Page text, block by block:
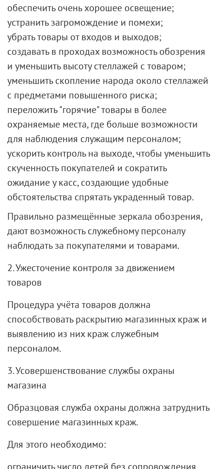
обеспечить очень хорошее освещение;
устранить загромождение и помехи;
убрать товары от входов и выходов;
создавать в проходах возможность обозрения
и уменьшить высоту стеллажей с товаром;
уменьшить скопление народа около стеллажей
с предметами повышенного риска;
переложить "горячие" товары в более
охраняемые места, где больше возможности
для наблюдения служащим персоналом;
ускорить контроль на выходе, чтобы уменьшить
скученность покупателей и сократить
ожидание у касс, создающие удобные
обстоятельства спрятать украденный товар.
Правильно размещённые зеркала обозрения,
дают возможность служебному персоналу
наблюдать за покупателями и товарами.
2. Ужесточение контроля за движением
товаров
Процедура учёта товаров должна
способствовать раскрытию магазинных краж и
выявлению из них краж служебным
персоналом.
3. Усовершенствование службы охраны
магазина
Образцовая служба охраны должна затруднить
совершение магазинных краж.
Для этого необходимо:
ограничить число детей без сопровождения,